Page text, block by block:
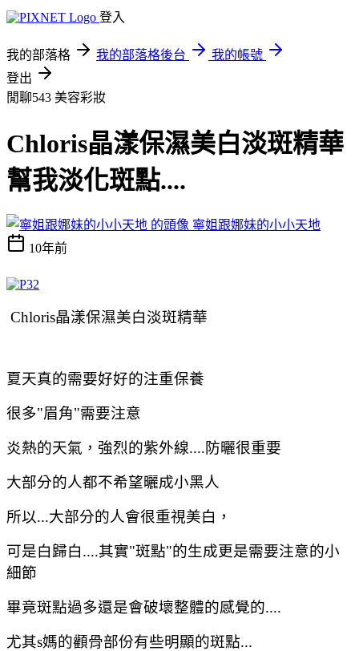
登入
我的部落格 我的部落格後台
我的帳號
登出
閒聊543 美容彩妝
Chloris晶漾保濕美白淡斑精華
幫我淡化斑點....
寧姐跟娜妹的小小天地
10年前
Chloris晶漾保濕美白淡斑精華
夏天真的需要好好的注重保養
很多"眉角"需要注意
炎熱的天氣，強烈的紫外線....防曬很重要
大部分的人都不希望曬成小黑人
所以...大部分的人會很重視美白，
可是白歸白....其實"斑點"的生成更是需要注意的小
細節
畢竟斑點過多還是會破壞整體的感覺的....
尤其s媽的顴骨部份有些明顯的斑點...